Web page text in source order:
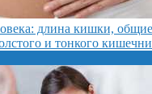
длина кишки, общие
и тонкого